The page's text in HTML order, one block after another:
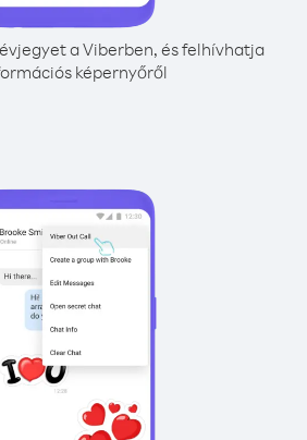
a Viberben, és felhívhatja
képernyőről